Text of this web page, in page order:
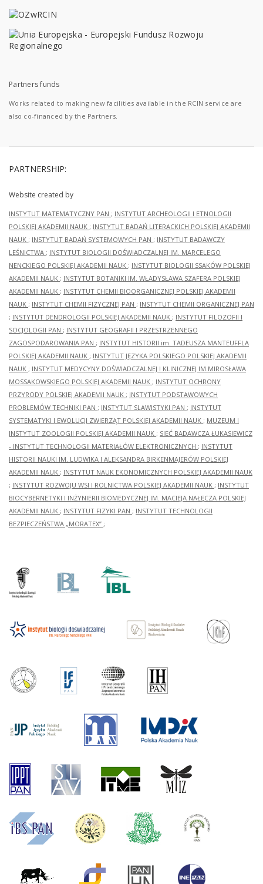
Partners funds
Works related to making new facilities available in the RCIN service are
also co-financed by the Partners.
PARTNERSHIP:
Website created by
INSTYTUT MATEMATYCZNY PAN ; INSTYTUT ARCHEOLOGII I ETNOLOGII
POLSKIEJ AKADEMII NAUK ; INSTYTUT BADAŃ LITERACKICH POLSKIEJ AKADEMII
NAUK ; INSTYTUT BADAŃ SYSTEMOWYCH PAN ; INSTYTUT BADAWCZY
LEŚNICTWA ; INSTYTUT BIOLOGII DOŚWIADCZALNEJ IM. MARCELEGO
NENCKIEGO POLSKIEJ AKADEMII NAUK ; INSTYTUT BIOLOGII SSAKÓW POLSKIEJ
AKADEMII NAUK ; INSTYTUT BOTANIKI IM. WŁADYSŁAWA SZAFERA POLSKIEJ
AKADEMII NAUK ; INSTYTUT CHEMII BIOORGANICZNEJ POLSKIEJ AKADEMII
NAUK ; INSTYTUT CHEMII FIZYCZNEJ PAN ; INSTYTUT CHEMII ORGANICZNEJ PAN
; INSTYTUT DENDROLOGII POLSKIEJ AKADEMII NAUK ; INSTYTUT FILOZOFII I
SOCJOLOGII PAN ; INSTYTUT GEOGRAFII I PRZESTRZENNEGO
ZAGOSPODAROWANIA PAN ; INSTYTUT HISTORII im. TADEUSZA MANTEUFFLA
POLSKIEJ AKADEMII NAUK ; INSTYTUT JĘZYKA POLSKIEGO POLSKIEJ AKADEMII
NAUK ; INSTYTUT MEDYCYNY DOŚWIADCZALNEJ I KLINICZNEJ IM.MIROSŁAWA
MOSSAKOWSKIEGO POLSKIEJ AKADEMII NAUK ; INSTYTUT OCHRONY
PRZYRODY POLSKIEJ AKADEMII NAUK ; INSTYTUT PODSTAWOWYCH
PROBLEMÓW TECHNIKI PAN ; INSTYTUT SLAWISTYKI PAN ; INSTYTUT
SYSTEMATYKI I EWOLUCJI ZWIERZĄT POLSKIEJ AKADEMII NAUK ; MUZEUM I
INSTYTUT ZOOLOGII POLSKIEJ AKADEMII NAUK ; SIEĆ BADAWCZA ŁUKASIEWICZ
- INSTYTUT TECHNOLOGII MATERIAŁÓW ELEKTRONICZNYCH ; INSTYTUT
HISTORII NAUKI IM. LUDWIKA I ALEKSANDRA BIRKENMAJERÓW POLSKIEJ
AKADEMII NAUK ; INSTYTUT NAUK EKONOMICZNYCH POLSKIEJ AKADEMII NAUK
; INSTYTUT ROZWOJU WSI I ROLNICTWA POLSKIEJ AKADEMII NAUK ; INSTYTUT
BIOCYBERNETYKI I INŻYNIERII BIOMEDYCZNEJ IM. MACIEJA NAŁĘCZA POLSKIEJ
AKADEMII NAUK ; INSTYTUT FIZYKI PAN ; INSTYTUT TECHNOLOGII
BEZPIECZEŃSTWA „MORATEX” ;